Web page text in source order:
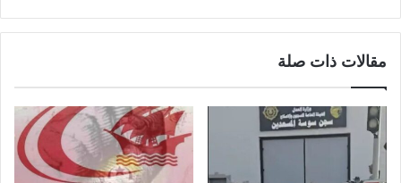
مقالات ذات صلة